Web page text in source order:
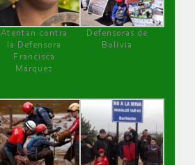
Atentan contra
la Defensora
Francisca
Márquez
Defensoras de
Bolivia